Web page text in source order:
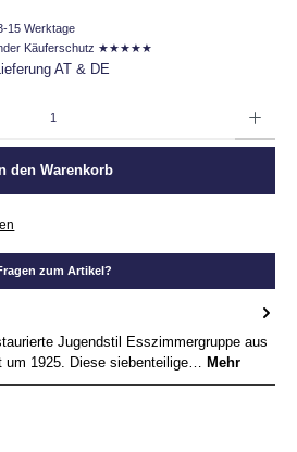
15 Werktage
Käuferschutz ★★★★★
AT & DE
den Warenkorb
zum Artikel?
Jugendstil Esszimmergruppe aus
um 1925. Diese siebenteilige… Mehr